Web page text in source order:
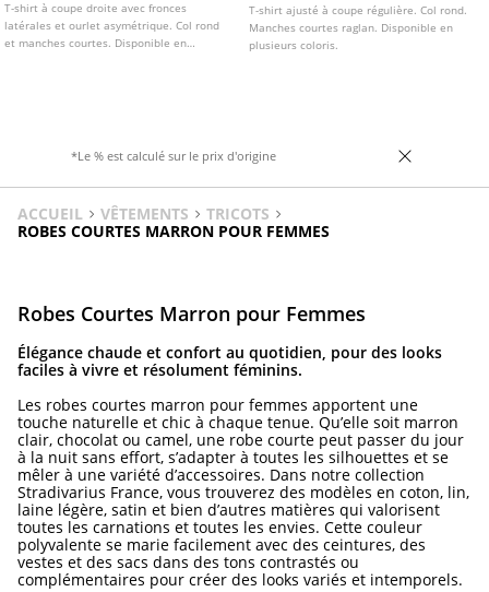
T-shirt à coupe droite avec fronces
latérales et ourlet asymétrique. Col rond
et manches courtes. Disponible en
T-shirt ajusté à coupe régulière. Col rond.
Manches courtes raglan. Disponible en
plusieurs coloris.
*Le % est calculé sur le prix d'origine
ACCUEIL VÊTEMENTS
TRICOTS
ROBES COURTES MARRON POUR FEMMES
Robes Courtes Marron pour Femmes
Élégance chaude et confort au quotidien, pour des looks
faciles à vivre et résolument féminins.
Les robes courtes marron pour femmes apportent une
touche naturelle et chic à chaque tenue. Qu’elle soit marron
clair, chocolat ou camel, une robe courte peut passer du jour
à la nuit sans effort, s’adapter à toutes les silhouettes et se
mêler à une variété d’accessoires. Dans notre collection
Stradivarius France, vous trouverez des modèles en coton, lin,
laine légère, satin et bien d’autres matières qui valorisent
toutes les carnations et toutes les envies. Cette couleur
polyvalente se marie facilement avec des ceintures, des
vestes et des sacs dans des tons contrastés ou
complémentaires pour créer des looks variés et intemporels.